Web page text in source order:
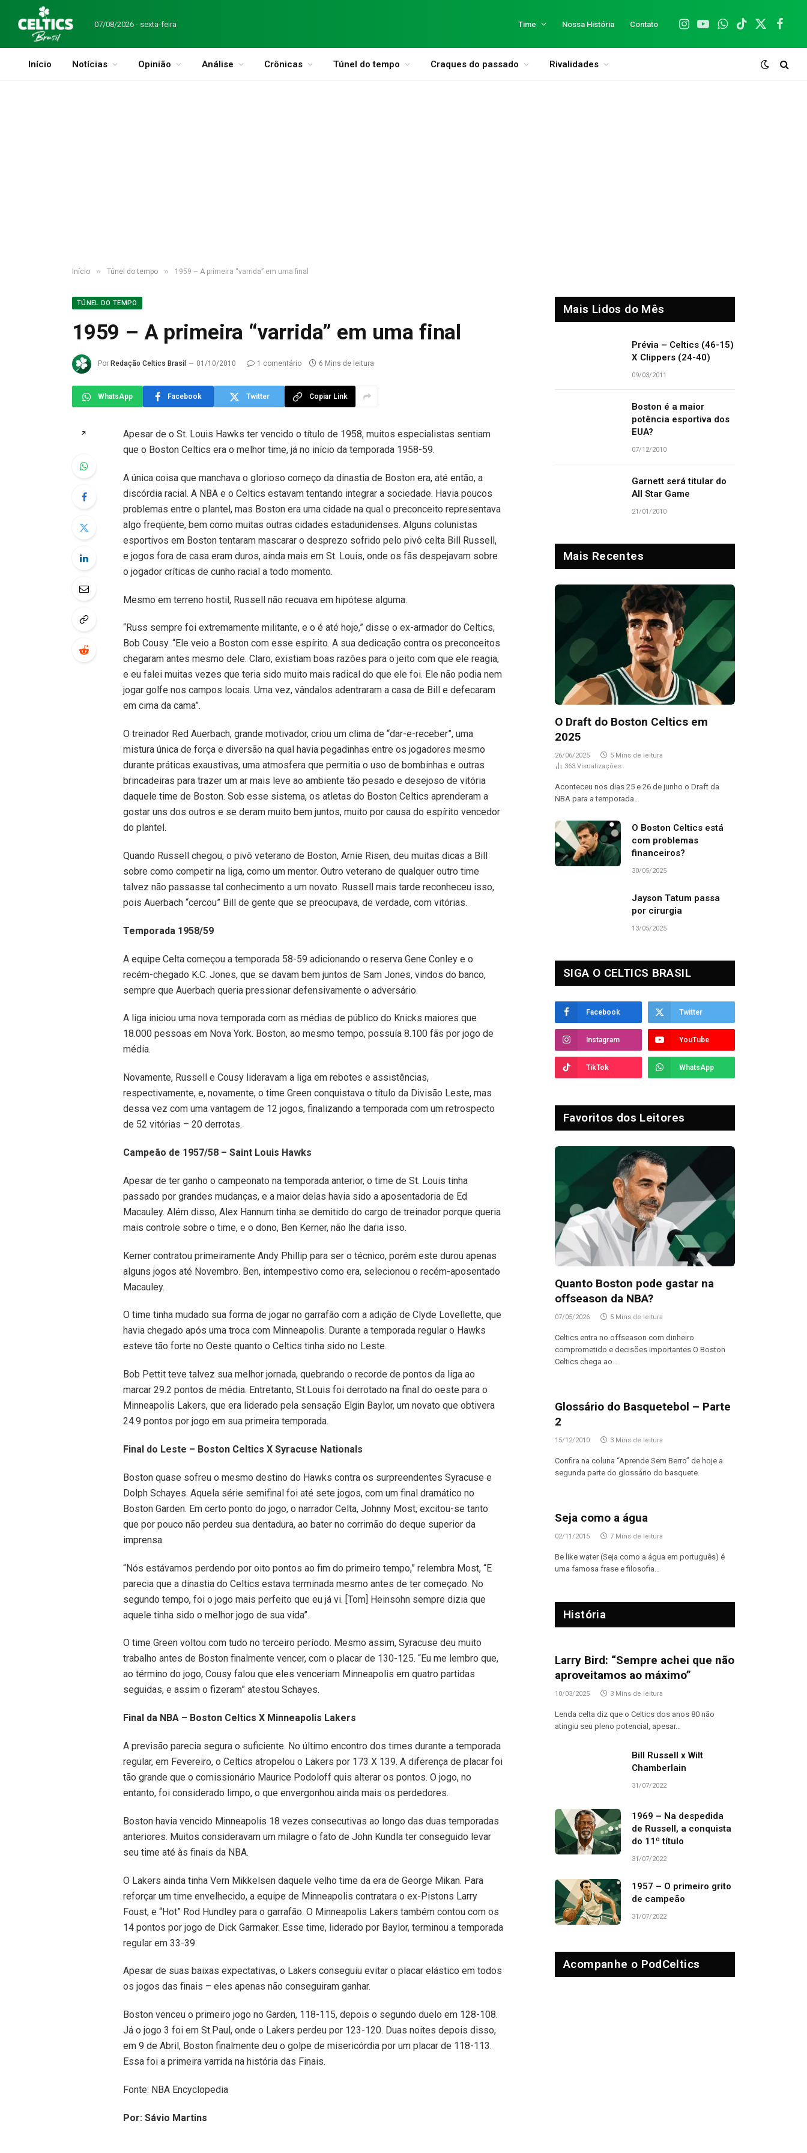
07/08/2026 - sexta-feira Time Nossa História Contato
Instagram
YouTubeWhatsApp
TikTok
X
Início Notícias Opinião Análise Crônicas Túnel do tempo Craques do passado Rivalidades
Início » Túnel do tempo » 1959 – A primeira “varrida” em uma final
TÚNEL DO TEMPO
1959 – A primeira “varrida” em uma final
Por Redação Celtics Brasil 01/10/2010 1 comentário 6 Mins de leitura
WhatsApp Facebook Twitter Copiar Link
↗
Apesar de o St. Louis Hawks ter vencido o título de 1958, muitos especialistas sentiam
que o Boston Celtics era o melhor time, já no início da temporada 1958-59.
A única coisa que manchava o glorioso começo da dinastia de Boston era, até então, a
discórdia racial. A NBA e o Celtics estavam tentando integrar a sociedade. Havia poucos
problemas entre o plantel, mas Boston era uma cidade na qual o preconceito representava
algo freqüente, bem como muitas outras cidades estadunidenses. Alguns colunistas
esportivos em Boston tentaram mascarar o desprezo sofrido pelo pivô celta Bill Russell,
e jogos fora de casa eram duros, ainda mais em St. Louis, onde os fãs despejavam sobre
o jogador críticas de cunho racial a todo momento.
Mesmo em terreno hostil, Russell não recuava em hipótese alguma.
“Russ sempre foi extremamente militante, e o é até hoje,” disse o ex-armador do Celtics,
Bob Cousy. “Ele veio a Boston com esse espírito. A sua dedicação contra os preconceitos
chegaram antes mesmo dele. Claro, existiam boas razões para o jeito com que ele reagia,
e eu falei muitas vezes que teria sido muito mais radical do que ele foi. Ele não podia nem
jogar golfe nos campos locais. Uma vez, vândalos adentraram a casa de Bill e defecaram
em cima da cama”.
O treinador Red Auerbach, grande motivador, criou um clima de “dar-e-receber”, uma
mistura única de força e diversão na qual havia pegadinhas entre os jogadores mesmo
durante práticas exaustivas, uma atmosfera que permitia o uso de bombinhas e outras
brincadeiras para trazer um ar mais leve ao ambiente tão pesado e desejoso de vitória
daquele time de Boston. Sob esse sistema, os atletas do Boston Celtics aprenderam a
gostar uns dos outros e se deram muito bem juntos, muito por causa do espírito vencedor
do plantel.
Quando Russell chegou, o pivô veterano de Boston, Arnie Risen, deu muitas dicas a Bill
sobre como competir na liga, como um mentor. Outro veterano de qualquer outro time
talvez não passasse tal conhecimento a um novato. Russell mais tarde reconheceu isso,
pois Auerbach “cercou” Bill de gente que se preocupava, de verdade, com vitórias.
Temporada 1958/59
A equipe Celta começou a temporada 58-59 adicionando o reserva Gene Conley e o
recém-chegado K.C. Jones, que se davam bem juntos de Sam Jones, vindos do banco,
sempre que Auerbach queria pressionar defensivamente o adversário.
A liga iniciou uma nova temporada com as médias de público do Knicks maiores que
18.000 pessoas em Nova York. Boston, ao mesmo tempo, possuía 8.100 fãs por jogo de
média.
Novamente, Russell e Cousy lideravam a liga em rebotes e assistências,
respectivamente, e, novamente, o time Green conquistava o título da Divisão Leste, mas
dessa vez com uma vantagem de 12 jogos, finalizando a temporada com um retrospecto
de 52 vitórias – 20 derrotas.
Campeão de 1957/58 – Saint Louis Hawks
Apesar de ter ganho o campeonato na temporada anterior, o time de St. Louis tinha
passado por grandes mudanças, e a maior delas havia sido a aposentadoria de Ed
Macauley. Além disso, Alex Hannum tinha se demitido do cargo de treinador porque queria
mais controle sobre o time, e o dono, Ben Kerner, não lhe daria isso.
Kerner contratou primeiramente Andy Phillip para ser o técnico, porém este durou apenas
alguns jogos até Novembro. Ben, intempestivo como era, selecionou o recém-aposentado
Macauley.
O time tinha mudado sua forma de jogar no garrafão com a adição de Clyde Lovellette, que
havia chegado após uma troca com Minneapolis. Durante a temporada regular o Hawks
esteve tão forte no Oeste quanto o Celtics tinha sido no Leste.
Bob Pettit teve talvez sua melhor jornada, quebrando o recorde de pontos da liga ao
marcar 29.2 pontos de média. Entretanto, St.Louis foi derrotado na final do oeste para o
Minneapolis Lakers, que era liderado pela sensação Elgin Baylor, um novato que obtivera
24.9 pontos por jogo em sua primeira temporada.
Final do Leste – Boston Celtics X Syracuse Nationals
Boston quase sofreu o mesmo destino do Hawks contra os surpreendentes Syracuse e
Dolph Schayes. Aquela série semifinal foi até sete jogos, com um final dramático no
Boston Garden. Em certo ponto do jogo, o narrador Celta, Johnny Most, excitou-se tanto
que por pouco não perdeu sua dentadura, ao bater no corrimão do deque superior da
imprensa.
“Nós estávamos perdendo por oito pontos ao fim do primeiro tempo,” relembra Most, “E
parecia que a dinastia do Celtics estava terminada mesmo antes de ter começado. No
segundo tempo, foi o jogo mais perfeito que eu já vi. [Tom] Heinsohn sempre dizia que
aquele tinha sido o melhor jogo de sua vida”.
O time Green voltou com tudo no terceiro período. Mesmo assim, Syracuse deu muito
trabalho antes de Boston finalmente vencer, com o placar de 130-125. “Eu me lembro que,
ao término do jogo, Cousy falou que eles venceriam Minneapolis em quatro partidas
seguidas, e assim o fizeram” atestou Schayes.
Final da NBA – Boston Celtics X Minneapolis Lakers
A previsão parecia segura o suficiente. No último encontro dos times durante a temporada
regular, em Fevereiro, o Celtics atropelou o Lakers por 173 X 139. A diferença de placar foi
tão grande que o comissionário Maurice Podoloff quis alterar os pontos. O jogo, no
entanto, foi considerado limpo, o que envergonhou ainda mais os perdedores.
Boston havia vencido Minneapolis 18 vezes consecutivas ao longo das duas temporadas
anteriores. Muitos consideravam um milagre o fato de John Kundla ter conseguido levar
seu time até às finais da NBA.
O Lakers ainda tinha Vern Mikkelsen daquele velho time da era de George Mikan. Para
reforçar um time envelhecido, a equipe de Minneapolis contratara o ex-Pistons Larry
Foust, e “Hot” Rod Hundley para o garrafão. O Minneapolis Lakers também contou com os
14 pontos por jogo de Dick Garmaker. Esse time, liderado por Baylor, terminou a temporada
regular em 33-39.
Apesar de suas baixas expectativas, o Lakers conseguiu evitar o placar elástico em todos
os jogos das finais – eles apenas não conseguiram ganhar.
Boston venceu o primeiro jogo no Garden, 118-115, depois o segundo duelo em 128-108.
Já o jogo 3 foi em St.Paul, onde o Lakers perdeu por 123-120. Duas noites depois disso,
em 9 de Abril, Boston finalmente deu o golpe de misericórdia por um placar de 118-113.
Essa foi a primeira varrida na história das Finais.
Fonte: NBA Encyclopedia
Por: Sávio Martins
Mais Lidos do Mês
Prévia – Celtics (46-15)
X Clippers (24-40)
09/03/2011
Boston é a maior
potência esportiva dos
EUA?
07/12/2010
Garnett será titular do
All Star Game
21/01/2010
Mais Recentes
O Draft do Boston Celtics em
2025
26/06/2025
5 Mins de leitura
363 Visualizações
Aconteceu nos dias 25 e 26 de junho o Draft da
NBA para a temporada…
O Boston Celtics está
com problemas
financeiros?
30/05/2025
Jayson Tatum passa
por cirurgia
13/05/2025
SIGA O CELTICS BRASIL
Facebook Twitter
Instagram YouTube
TikTok WhatsApp
Favoritos dos Leitores
Quanto Boston pode gastar na
offseason da NBA?
07/05/2026 5 Mins de leitura
Celtics entra no offseason com dinheiro
comprometido e decisões importantes O Boston
Celtics chega ao…
Glossário do Basquetebol – Parte
2
15/12/2010 3 Mins de leitura
Confira na coluna “Aprende Sem Berro” de hoje a
segunda parte do glossário do basquete.
Seja como a água
02/11/2015 7 Mins de leitura
Be like water (Seja como a água em português) é
uma famosa frase e filosofia…
História
Larry Bird: “Sempre achei que não
aproveitamos ao máximo”
10/03/2025 3 Mins de leitura
Lenda celta diz que o Celtics dos anos 80 não
atingiu seu pleno potencial, apesar…
Bill Russell x Wilt
Chamberlain
31/07/2022
1969 – Na despedida
de Russell, a conquista
do 11º título
31/07/2022
1957 – O primeiro grito
de campeão
31/07/2022
Acompanhe o PodCeltics